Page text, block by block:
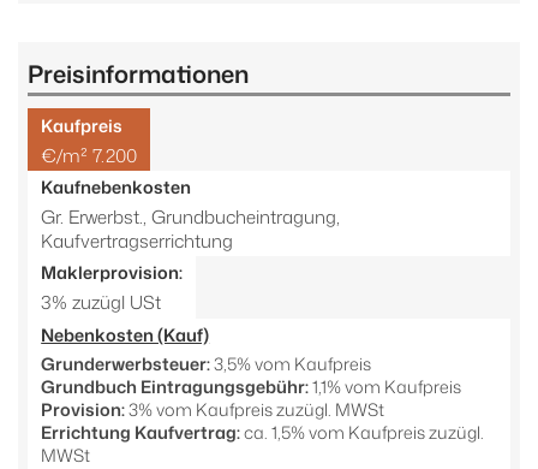
Preisinformationen
Kaufpreis
€/m² 7.200
Kaufnebenkosten
Gr. Erwerbst., Grundbucheintragung,
Kaufvertragserrichtung
Maklerprovision:
3% zuzügl USt
Nebenkosten (Kauf)
Grunderwerbsteuer:3,5% vom Kaufpreis
Grundbuch Eintragungsgebühr:1,1% vom Kaufpreis
Provision:3% vom Kaufpreis zuzügl. MWSt
Errichtung Kaufvertrag:ca. 1,5% vom Kaufpreis zuzügl.
MWSt